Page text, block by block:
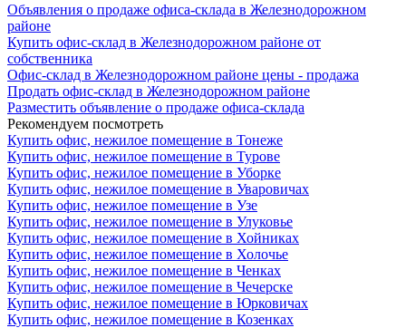
Объявления о продаже офиса-склада в Железнодорожном
районе
Купить офис-склад в Железнодорожном районе от
собственника
Офис-склад в Железнодорожном районе цены - продажа
Продать офис-склад в Железнодорожном районе
Разместить объявление о продаже офиса-склада
Рекомендуем посмотреть
Купить офис, нежилое помещение в Тонеже
Купить офис, нежилое помещение в Турове
Купить офис, нежилое помещение в Уборке
Купить офис, нежилое помещение в Уваровичах
Купить офис, нежилое помещение в Узе
Купить офис, нежилое помещение в Улуковье
Купить офис, нежилое помещение в Хойниках
Купить офис, нежилое помещение в Холочье
Купить офис, нежилое помещение в Ченках
Купить офис, нежилое помещение в Чечерске
Купить офис, нежилое помещение в Юрковичах
Купить офис, нежилое помещение в Козенках